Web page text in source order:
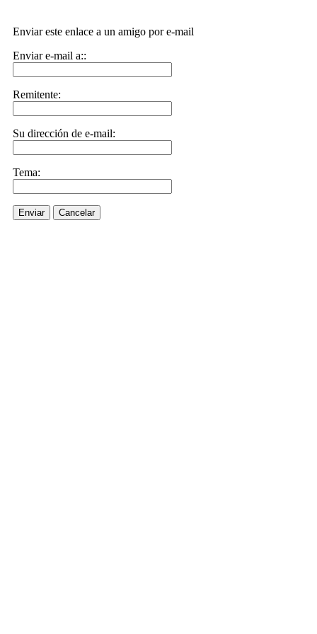
Enviar este enlace a un amigo por e-mail
Enviar e-mail a::
Remitente:
Su dirección de e-mail:
Tema:
Enviar Cancelar